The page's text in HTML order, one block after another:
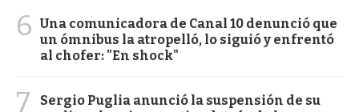
6 Una comunicadora de Canal 10 denunció que
un ómnibus la atropelló, lo siguió y enfrentó
al chofer: "En shock"
7
Sergio Puglia anunció la suspensión de su